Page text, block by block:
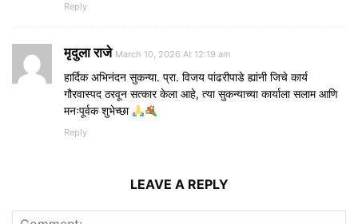
Reply
मृदुला राजे March 10, 2026 At 12:19 am
हार्दिक अभिनंदन सुकन्या. प्रा. विजय पांढरीपाडे ह्यांनी जिचे कार्य
गौरवास्पद ठरवून सत्कार केला आहे, त्या सुकन्याच्या कार्याला सलाम आणि
मनःपूर्वक शुभेच्छा
Reply
LEAVE A REPLY